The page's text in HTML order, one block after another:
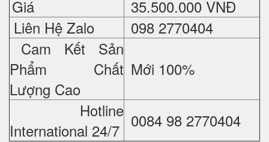
Giá
35.500.000 VNĐ
Liên Hệ Zalo
098 2770404
Cam Kết Sản
Phẩm Chất
Lượng Cao
Mới 100%
Hotline
International 24/7 0084 98 2770404